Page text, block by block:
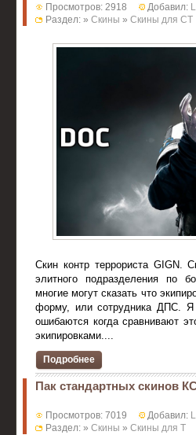
Просмотров: 2918 Добавил:
Раздел: » Скины » Скины для CT
Скин контр террориста GIGN.
элитного подразделения по
многие могут сказать что
форму, или сотрудника ДПС.
ошибаются когда сравнивают
экипировками....
Подробнее
Пак стандартных скинов
Просмотров: 7019 Добавил:
Раздел: » Скины » Скины для T